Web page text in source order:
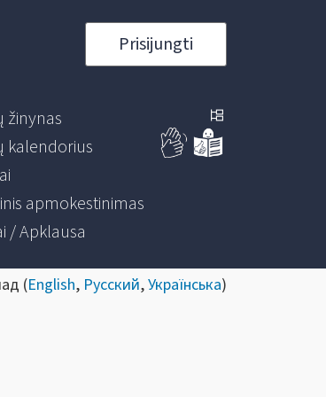
Prisijungti
žinynas
kalendorius
apmokestinimas
/ Apklausa
(English, Русский,Українська)